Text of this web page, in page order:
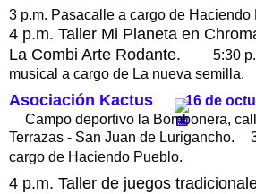
3 p.m. Pasacalle a cargo de Haciendo
4 p.m. Taller Mi Planeta en
La Combi Arte Rodante.
5:30
musical a cargo de La nueva semilla.
Asociación Kactus
16 de
Campo deportivo la Bombonera,
Terrazas - San Juan de Lurigancho.
cargo de Haciendo Pueblo.
4 p.m. Taller de juegos